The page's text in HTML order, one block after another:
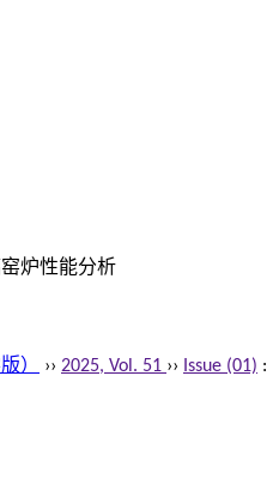
炉性能分析
） ›› 2025, Vol. 51 ›› Issue (01) :